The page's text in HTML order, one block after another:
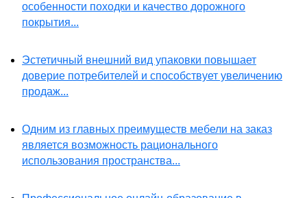
особенности походки и качество дорожного
покрытия...
Эстетичный внешний вид упаковки повышает
доверие потребителей и способствует увеличению
продаж...
Одним из главных преимуществ мебели на заказ
является возможность рационального
использования пространства...